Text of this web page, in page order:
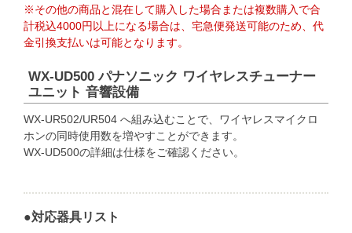
※その他の商品と混在して購入した場合または複数購入で合
計税込4000円以上になる場合は、宅急便発送可能のため、代
金引換支払いは可能となります。
WX-UD500 パナソニック ワイヤレスチューナー
ユニット 音響設備
WX-UR502/UR504 へ組み込むことで、ワイヤレスマイクロ
ホンの同時使用数を増やすことができます。
WX-UD500の詳細は仕様をご確認ください。
●対応器具リスト